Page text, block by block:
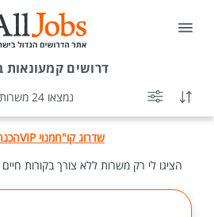
דרושים קמעונאות
נמצאו 24 משרות
שדרוג קו"חמנוי VIP
הציגו לי רק משרות ללא צורך בקורות חיים